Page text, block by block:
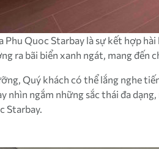
Phu Quoc Starbay là sự kết hợp
ra bãi biển xanh ngát, mang đến
Quý khách có thể lắng nghe
nhìn ngắm những sắc thái đa
Starbay.